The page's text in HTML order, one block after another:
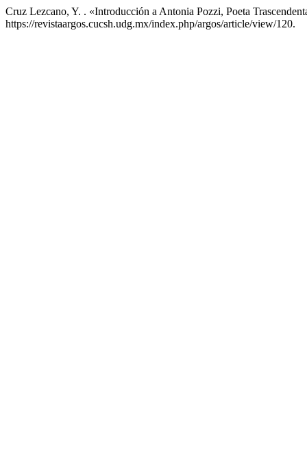
Cruz Lezcano, Y. . «Introducción a Antonia Pozzi, Poeta
https://revistaargos.cucsh.udg.mx/index.php/argos/article/view/120.